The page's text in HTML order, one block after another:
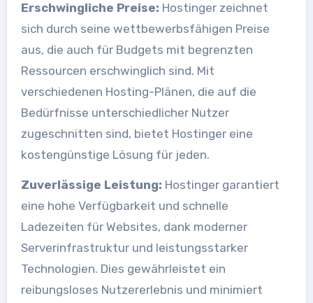
Erschwingliche Preise: Hostinger zeichnet
sich durch seine wettbewerbsfähigen Preise
aus, die auch für Budgets mit begrenzten
Ressourcen erschwinglich sind. Mit
verschiedenen Hosting-Plänen, die auf die
Bedürfnisse unterschiedlicher Nutzer
zugeschnitten sind, bietet Hostinger eine
kostengünstige Lösung für jeden.
Zuverlässige Leistung: Hostinger garantiert
eine hohe Verfügbarkeit und schnelle
Ladezeiten für Websites, dank moderner
Serverinfrastruktur und leistungsstarker
Technologien. Dies gewährleistet ein
reibungsloses Nutzererlebnis und minimiert